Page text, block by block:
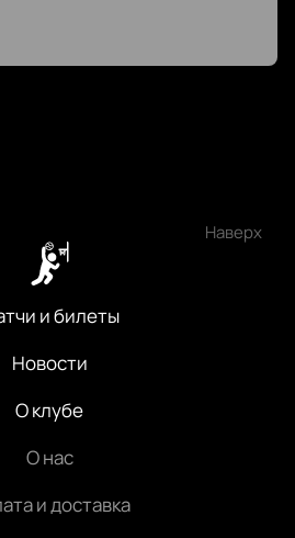
Наверх
и билеты
Новости
О клубе
О нас
и доставка